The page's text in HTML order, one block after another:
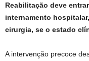
Reabilitação deve
internamento
cirurgia, se o estado
A intervenção precoce